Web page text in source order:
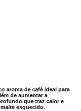
aroma de café ideal para
de aumentar a
que traz calor e
esquecido.